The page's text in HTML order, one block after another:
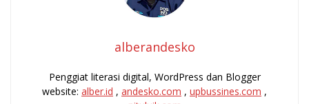
alberandesko
Penggiat literasi digital, WordPress dan Blogger
website: alber.id , andesko.com , upbussines.com ,